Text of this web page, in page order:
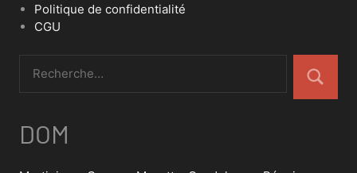
Politique de confidentialité
CGU
DOM